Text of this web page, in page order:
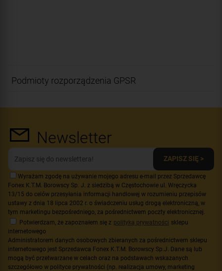
Podmioty rozporządzenia GPSR
Newsletter
ZAPISZ SIĘ >
Wyrażam zgodę na używanie mojego adresu e-mail przez Sprzedawcę
Fonex K.T.M. Borowscy Sp. J. z siedzibą w Częstochowie ul. Wręczycka
13/15 do celów przesyłania informacji handlowej w rozumieniu przepisów
ustawy z dnia 18 lipca 2002 r. o świadczeniu usług drogą elektroniczną, w
tym marketingu bezpośredniego, za pośrednictwem poczty elektronicznej.
Potwierdzam, że zapoznałem się z polityką prywatności sklepu
internetowego
Administratorem danych osobowych zbieranych za pośrednictwem sklepu
internetowego jest Sprzedawca Fonex K.T.M. Borowscy Sp.J. Dane są lub
mogą być przetwarzane w celach oraz na podstawach wskazanych
szczegółowo w polityce prywatności (np. realizacja umowy, marketing